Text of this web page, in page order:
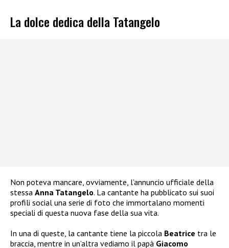
La dolce dedica della Tatangelo
Non poteva mancare, ovviamente, l’annuncio ufficiale della
stessa Anna Tatangelo. La cantante ha pubblicato sui suoi
profili social una serie di foto che immortalano momenti
speciali di questa nuova fase della sua vita.
In una di queste, la cantante tiene la piccola Beatrice tra le
braccia, mentre in un’altra vediamo il papà Giacomo